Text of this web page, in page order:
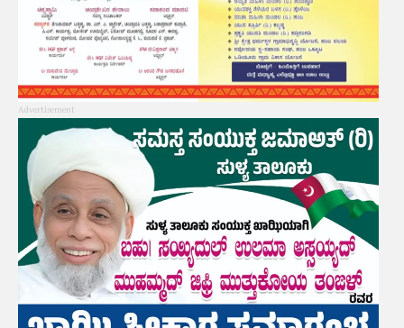
Advertisement